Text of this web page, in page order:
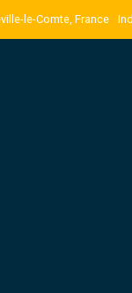
le-Comte, France